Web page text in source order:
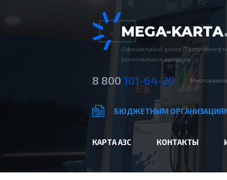
MEGA-KARTA
Официальный дилер
региональные продажи”
8 800 101-64-20
БЮДЖЕТНЫМ
КАРТА АЗС КОНТАКТЫ